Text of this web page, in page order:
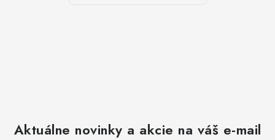
Aktuálne novinky a akcie na váš e-mail